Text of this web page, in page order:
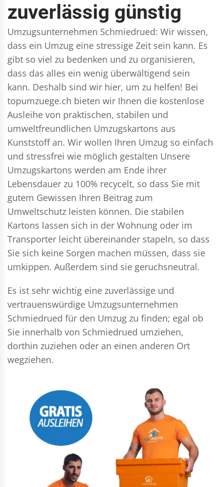
zuverlässig günstig
Umzugsunternehmen Schmiedrued: Wir wissen,
dass ein Umzug eine stressige Zeit sein kann. Es
gibt so viel zu bedenken und zu organisieren,
dass das alles ein wenig überwältigend sein
kann. Deshalb sind wir hier, um zu helfen! Bei
topumzuege.ch bieten wir Ihnen die kostenlose
Ausleihe von praktischen, stabilen und
umweltfreundlichen Umzugskartons aus
Kunststoff an. Wir wollen Ihren Umzug so einfach
und stressfrei wie möglich gestalten Unsere
Umzugskartons werden am Ende ihrer
Lebensdauer zu 100% recycelt, so dass Sie mit
gutem Gewissen Ihren Beitrag zum
Umweltschutz leisten können. Die stabilen
Kartons lassen sich in der Wohnung oder im
Transporter leicht übereinander stapeln, so dass
Sie sich keine Sorgen machen müssen, dass sie
umkippen. Außerdem sind sie geruchsneutral.
Es ist sehr wichtig eine zuverlässige und
vertrauenswürdige Umzugsunternehmen
Schmiedrued für den Umzug zu finden; egal ob
Sie innerhalb von Schmiedrued umziehen,
dorthin zuziehen oder an einen anderen Ort
wegziehen.